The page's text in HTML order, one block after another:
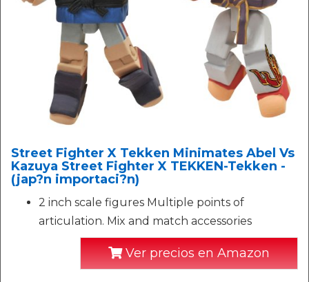
Street Fighter X Tekken Minimates Abel Vs
Kazuya Street Fighter X TEKKEN-Tekken -
(jap?n importaci?n)
2 inch scale figures Multiple points of
articulation. Mix and match accessories
Ver precios en Amazon